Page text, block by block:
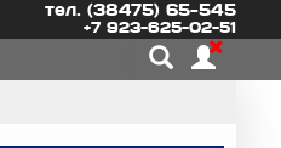
тел. (38475) 65-545
+7 923-625-02-51